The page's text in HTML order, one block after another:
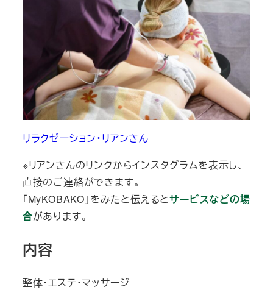
リラクゼーション・リアンさん
※リアンさんのリンクからインスタグラムを表示し、
直接のご連絡ができます。
「MyKOBAKO」をみたと伝えるとサービスなどの場
合があります。
内容
整体・エステ・マッサージ